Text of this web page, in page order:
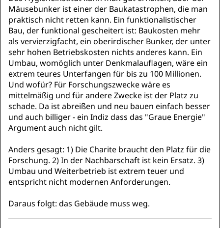
Mäusebunker ist einer der Baukatastrophen, die man
praktisch nicht retten kann. Ein funktionalistischer
Bau, der funktional gescheitert ist: Baukosten mehr
als vervierzigfacht, ein oberirdischer Bunker, der unter
sehr hohen Betriebskosten nichts anderes kann. Ein
Umbau, womöglich unter Denkmalauflagen, wäre ein
extrem teures Unterfangen für bis zu 100 Millionen.
Und wofür? Für Forschungszwecke wäre es
mittelmäßig und für andere Zwecke ist der Platz zu
schade. Da ist abreißen und neu bauen einfach besser
und auch billiger - ein Indiz dass das "Graue Energie"
Argument auch nicht gilt.
Anders gesagt: 1) Die Charite braucht den Platz für die
Forschung. 2) In der Nachbarschaft ist kein Ersatz. 3)
Umbau und Weiterbetrieb ist extrem teuer und
entspricht nicht modernen Anforderungen.
Daraus folgt: das Gebäude muss weg.